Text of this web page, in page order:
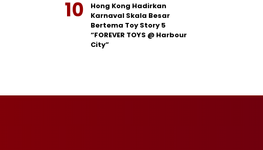
Hong Kong Hadirkan
Karnaval Skala Besar
Bertema Toy Story 5
“FOREVER TOYS @ Harbour
City”